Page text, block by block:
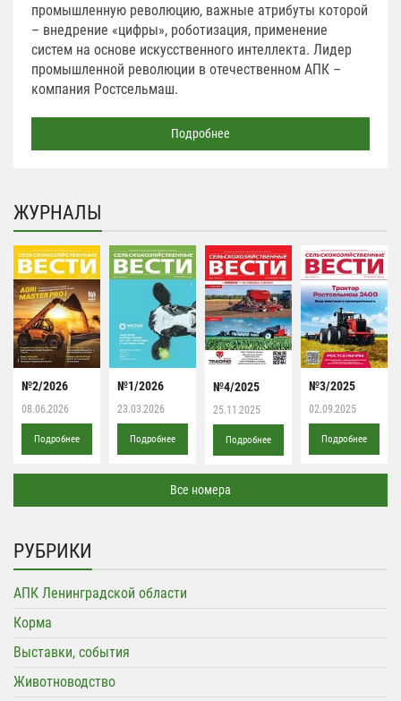
промышленную революцию, важные атрибуты которой
– внедрение «цифры», роботизация, применение
систем на основе искусственного интеллекта. Лидер
промышленной революции в отечественном АПК –
компания Ростсельмаш.
Подробнее
ЖУРНАЛЫ
№2/2026
08.06.2026
Подробнее
№1/2026
23.03.2026
Подробнее
№4/2025
25.11.2025
Подробнее
№3/2025
02.09.2025
Подробнее
Все номера
РУБРИКИ
АПК Ленинградской области
Корма
Выставки, события
Животноводство